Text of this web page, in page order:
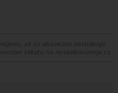
ali uz obavezno navođenje
tekstu na novaekonomija.rs